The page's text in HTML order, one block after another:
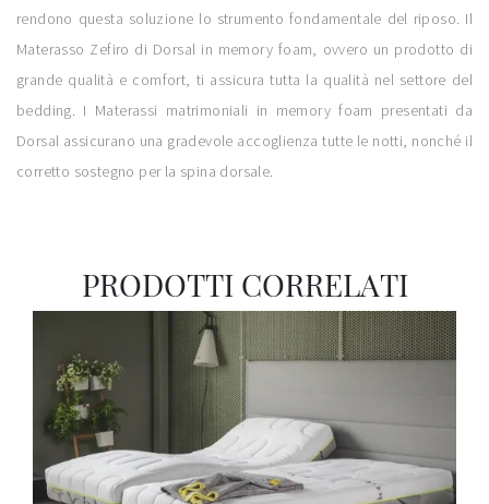
rendono questa soluzione lo strumento fondamentale del riposo. Il
Materasso Zefiro di Dorsal in memory foam, ovvero un prodotto di
grande qualità e comfort, ti assicura tutta la qualità nel settore del
bedding. I Materassi matrimoniali in memory foam presentati da
Dorsal assicurano una gradevole accoglienza tutte le notti, nonché il
corretto sostegno per la spina dorsale.
PRODOTTI CORRELATI